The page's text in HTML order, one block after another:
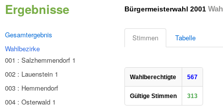
Ergebnisse
Gesamtergebnis
Wahlbezirke
001 : Salzhemmendorf 1
002 : Lauenstein 1
003 : Hemmendorf
004 : Osterwald 1
Bürgermeisterwahl 2001
Stimmen Tabelle
Wahlberechtigte 567
Gültige Stimmen 313